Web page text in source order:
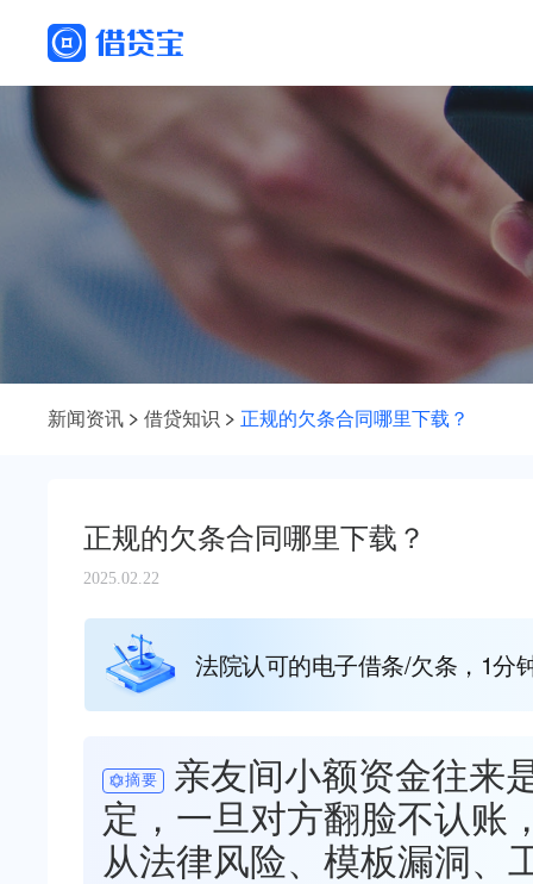
新闻资讯 借贷知识 正规的欠条合同哪里下载？
正规的欠条合同哪里下载？
2025.02.22
法院认可的电子借条/欠条，1分
摘要
亲友间小额资金往来
定，一旦对方翻脸不认账
从法律风险、模板漏洞、